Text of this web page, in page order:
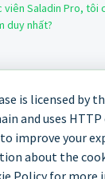
viên Saladin Pro, tôi
duy nhất?
is licensed by
and uses
improve your
about the